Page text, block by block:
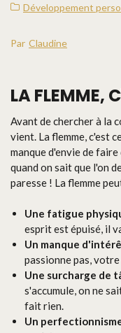
Développement
Par Claudine
LA FLEMME,
Avant de chercher à la
vient. La flemme, c'est
manque d'envie de
quand on sait que l'on
paresse ! La flemme
Une fatigue
esprit est épuisé, il
Un manque
passionne pas,
Une surcharge de
s'accumule, on ne
fait rien.
Un